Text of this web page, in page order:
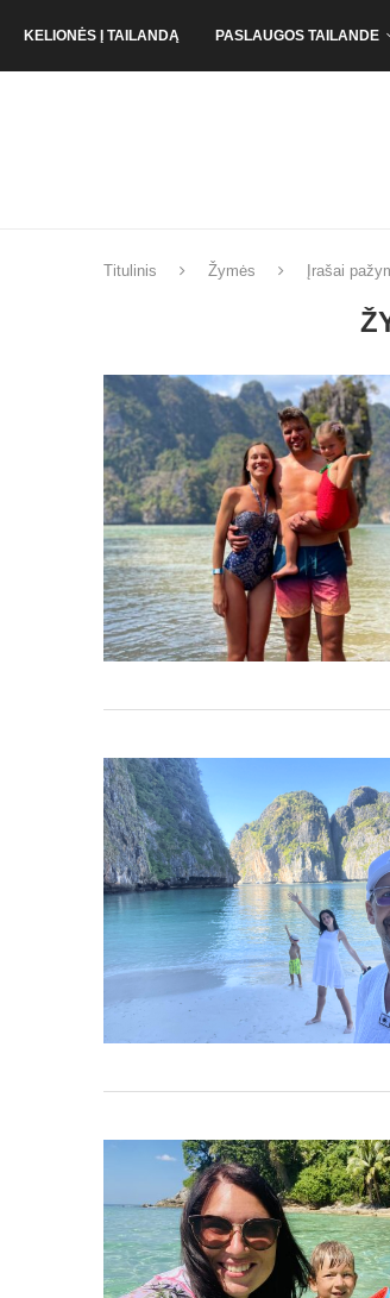
KELIONĖS Į TAILANDĄ PASLAUGOS TAILANDE
Titulinis Žymės Įrašai